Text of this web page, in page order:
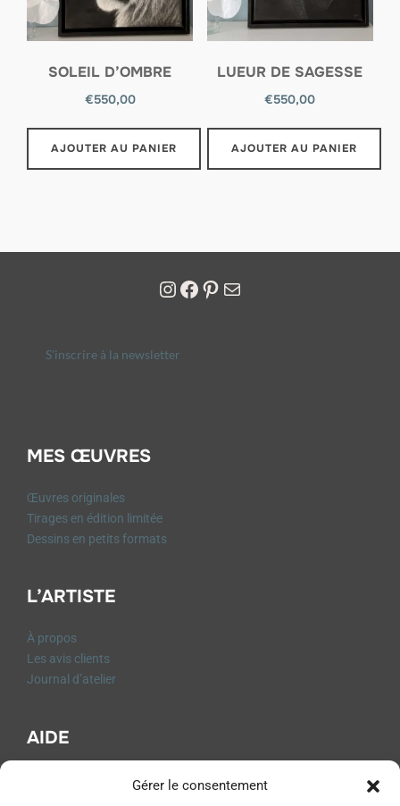
Gérer le consentement
SOLEIL D’OMBRE
€550,00
AJOUTER AU PANIER
LUEUR DE SAGESSE
€550,00
AJOUTER AU PANIER
S'inscrire à la newsletter
MES ŒUVRES
Œuvres originales
Tirages en édition limitée
Dessins en petits formats
L’ARTISTE
À propos
Les avis clients
Journal d’atelier
AIDE